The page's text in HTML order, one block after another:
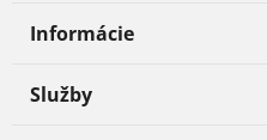
Informácie
Služby